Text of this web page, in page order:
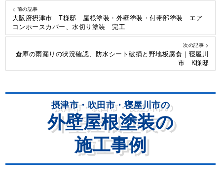
< 前の記事
大阪府摂津市 T様邸 屋根塗装・外壁塗装・付帯部塗装 エア
コンホースカバー、水切り塗装 完工
次の記事 >
倉庫の雨漏りの状況確認、防水シート破損と野地板腐食｜寝屋川
市 K様邸
摂津市・吹田市・寝屋川市の
外壁屋根塗装の
施工事例